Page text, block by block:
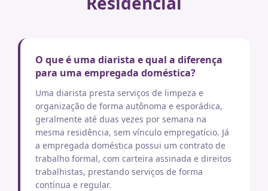
O que é uma diarista e qual a diferença
para uma empregada doméstica?
Uma diarista presta serviços de limpeza e
organização de forma autônoma e esporádica,
geralmente até duas vezes por semana na
mesma residência, sem vínculo empregatício. Já
a empregada doméstica possui um contrato de
trabalho formal, com carteira assinada e direitos
trabalhistas, prestando serviços de forma
contínua e regular.